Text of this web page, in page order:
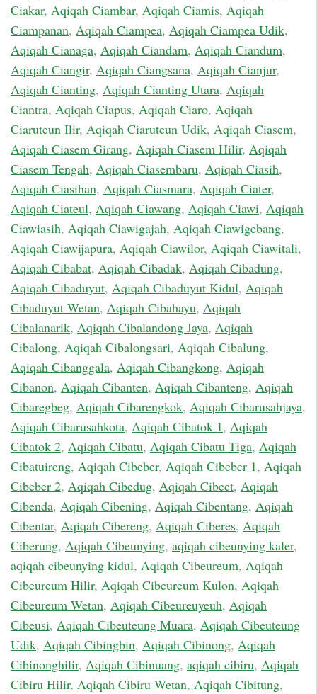
Ciakar, Aqiqah Ciambar, Aqiqah Ciamis, Aqiqah
Ciampanan, Aqiqah Ciampea, Aqiqah Ciampea Udik,
Aqiqah Cianaga, Aqiqah Ciandam, Aqiqah Ciandum,
Aqiqah Ciangir, Aqiqah Ciangsana, Aqiqah Cianjur,
Aqiqah Cianting, Aqiqah Cianting Utara, Aqiqah
Ciantra, Aqiqah Ciapus, Aqiqah Ciaro, Aqiqah
Ciaruteun Ilir, Aqiqah Ciaruteun Udik, Aqiqah Ciasem,
Aqiqah Ciasem Girang, Aqiqah Ciasem Hilir, Aqiqah
Ciasem Tengah, Aqiqah Ciasembaru, Aqiqah Ciasih,
Aqiqah Ciasihan, Aqiqah Ciasmara, Aqiqah Ciater,
Aqiqah Ciateul, Aqiqah Ciawang, Aqiqah Ciawi, Aqiqah
Ciawiasih, Aqiqah Ciawigajah, Aqiqah Ciawigebang,
Aqiqah Ciawijapura, Aqiqah Ciawilor, Aqiqah Ciawitali,
Aqiqah Cibabat, Aqiqah Cibadak, Aqiqah Cibadung,
Aqiqah Cibaduyut, Aqiqah Cibaduyut Kidul, Aqiqah
Cibaduyut Wetan, Aqiqah Cibahayu, Aqiqah
Cibalanarik, Aqiqah Cibalandong Jaya, Aqiqah
Cibalong, Aqiqah Cibalongsari, Aqiqah Cibalung,
Aqiqah Cibanggala, Aqiqah Cibangkong, Aqiqah
Cibanon, Aqiqah Cibanten, Aqiqah Cibanteng, Aqiqah
Cibaregbeg, Aqiqah Cibarengkok, Aqiqah Cibarusahjaya,
Aqiqah Cibarusahkota, Aqiqah Cibatok 1, Aqiqah
Cibatok 2, Aqiqah Cibatu, Aqiqah Cibatu Tiga, Aqiqah
Cibatuireng, Aqiqah Cibeber, Aqiqah Cibeber 1, Aqiqah
Cibeber 2, Aqiqah Cibedug, Aqiqah Cibeet, Aqiqah
Cibenda, Aqiqah Cibening, Aqiqah Cibentang, Aqiqah
Cibentar, Aqiqah Cibereng, Aqiqah Ciberes, Aqiqah
Ciberung, Aqiqah Cibeunying, aqiqah cibeunying kaler,
aqiqah cibeunying kidul, Aqiqah Cibeureum, Aqiqah
Cibeureum Hilir, Aqiqah Cibeureum Kulon, Aqiqah
Cibeureum Wetan, Aqiqah Cibeureuyeuh, Aqiqah
Cibeusi, Aqiqah Cibeuteung Muara, Aqiqah Cibeuteung
Udik, Aqiqah Cibingbin, Aqiqah Cibinong, Aqiqah
Cibinonghilir, Aqiqah Cibinuang, aqiqah cibiru, Aqiqah
Cibiru Hilir, Aqiqah Cibiru Wetan, Aqiqah Cibitung,